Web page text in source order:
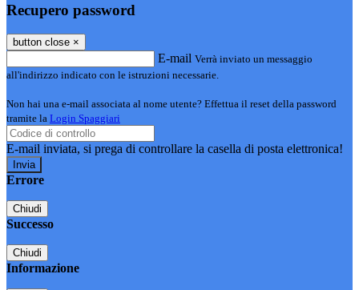
Recupero password
button close ×
E-mail Verrà inviato un messaggio
all'indirizzo indicato con le istruzioni necessarie.
Non hai una e-mail associata al nome utente? Effettua il reset della password
tramite la Login Spaggiari
E-mail inviata, si prega di controllare la casella di posta elettronica!
Errore
Chiudi
Successo
Chiudi
Informazione